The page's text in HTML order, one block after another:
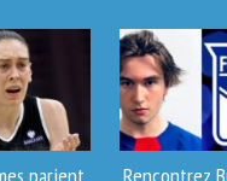
parient Rencontrez